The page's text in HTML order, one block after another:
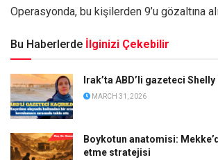
Operasyonda, bu kişilerden 9’u gözaltına
Bu Haberlerde İlginizi Çekebilir
Irak’ta ABD’li gazeteci
MARCH 31, 2026
Boykotun anatomisi:
etme stratejisi